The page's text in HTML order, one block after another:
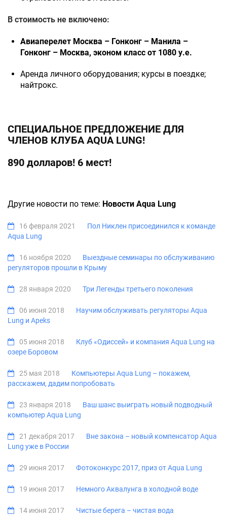
В стоимость не включено:
Авиаперелет Москва – Гонконг – Манила –
Гонконг – Москва, эконом класс от 1080 у.е.
Аренда личного оборудования; курсы в поездке;
найтрокс.
СПЕЦИАЛЬНОЕ ПРЕДЛОЖЕНИЕ ДЛЯ
ЧЛЕНОВ КЛУБА AQUA LUNG!
890 долларов! 6 мест!
Другие новости по теме: Новости Aqua Lung
16 февраля 2021
Пол Никлен присоединился к команде
Aqua Lung
16 ноября 2020
Выездные семинары по обслуживанию
регуляторов прошли в Крыму
28 января 2020 Три Легенды третьего поколения
06 июня 2018
Научим обслуживать регуляторы Aqua
Lung и Apeks
05 июня 2018
Клуб «Одиссей» и компания Aqua Lung на
озере Боровом
25 мая 2018
Компьютеры Aqua Lung – покажем,
расскажем, дадим попробовать
23 января 2018
Ваш шанс выиграть новый подводный
компьютер Aqua Lung
21 декабря 2017
Вне закона – новый компенсатор Aqua
Lung уже в России
29 июня 2017 Фотоконкурс 2017, приз от Aqua Lung
19 июня 2017 Немного Аквалунга в холодной воде
14 июня 2017 Чистые берега – чистая вода